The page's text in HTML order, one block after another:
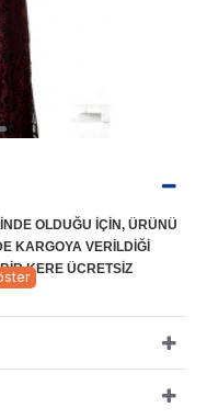
OLDUĞU İÇİN, ÜRÜNÜ
KARGOYA VERİLDİĞİ
KERE ÜCRETSİZ